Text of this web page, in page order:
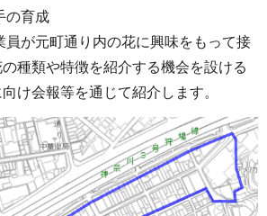
の育成
員が元町通り内の花に興味をもって接
種類や特徴を紹介する機会を設ける
け会報等を通じて紹介します。